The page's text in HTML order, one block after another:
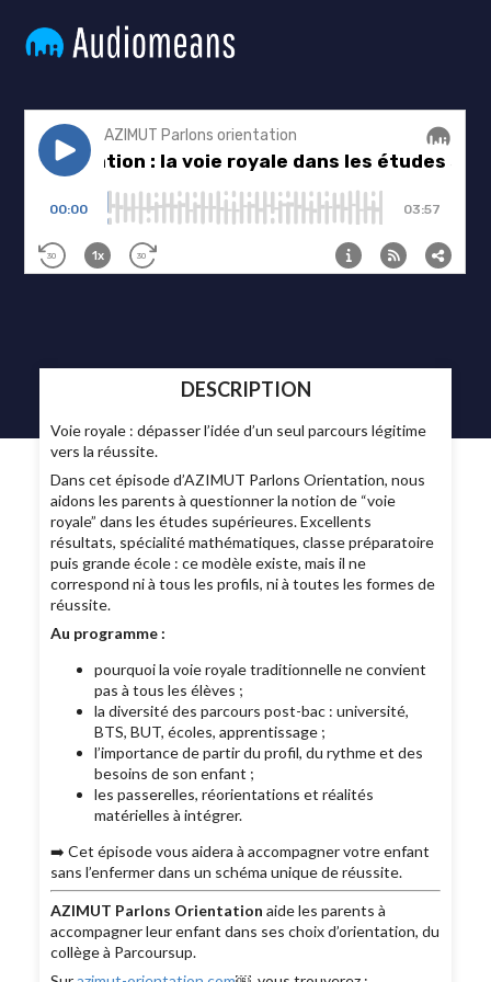
DESCRIPTION
Voie royale : dépasser l’idée d’un seul parcours légitime
vers la réussite.
Dans cet épisode d’AZIMUT Parlons Orientation, nous
aidons les parents à questionner la notion de “voie
royale” dans les études supérieures. Excellents
résultats, spécialité mathématiques, classe préparatoire
puis grande école : ce modèle existe, mais il ne
correspond ni à tous les profils, ni à toutes les formes de
réussite.
Au programme :
pourquoi la voie royale traditionnelle ne convient
pas à tous les élèves ;
la diversité des parcours post-bac : université,
BTS, BUT, écoles, apprentissage ;
l’importance de partir du profil, du rythme et des
besoins de son enfant ;
les passerelles, réorientations et réalités
matérielles à intégrer.
➡️ Cet épisode vous aidera à accompagner votre enfant
sans l’enfermer dans un schéma unique de réussite.
AZIMUT Parlons Orientation aide les parents à
accompagner leur enfant dans ses choix d’orientation, du
collège à Parcoursup.